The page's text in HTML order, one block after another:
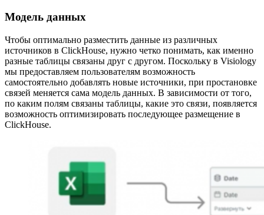
Модель данных
Чтобы оптимально разместить данные из различных
источников в ClickHouse, нужно четко понимать, как именно
разные таблицы связаны друг с другом. Поскольку в Visiology
мы предоставляем пользователям возможность
самостоятельно добавлять новые источники, при простановке
связей меняется сама модель данных. В зависимости от того,
по каким полям связаны таблицы, какие это связи, появляется
возможность оптимизировать последующее размещение в
ClickHouse.